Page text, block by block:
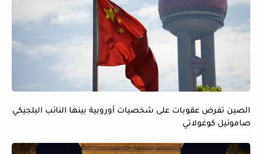
الصين تفرض عقوبات على شخصيات أوروبية بينها النائب البلجيكي
صاموئيل كوغولاتي